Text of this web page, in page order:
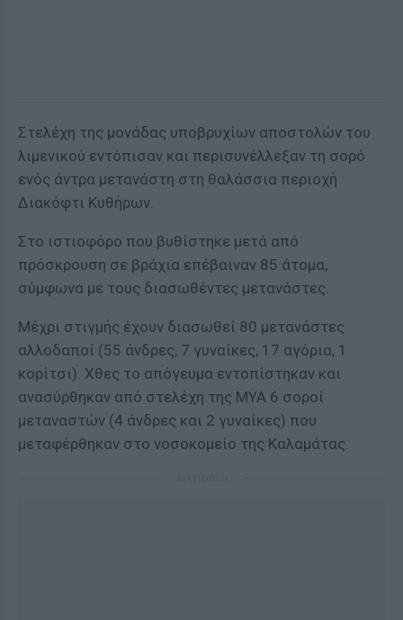
Στελέχη της μονάδας υποβρυχίων αποστολών του
λιμενικού εντόπισαν και περισυνέλλεξαν τη σορό
ενός άντρα μετανάστη στη θαλάσσια περιοχή
Διακόφτι Κυθήρων.
Στο ιστιοφόρο που βυθίστηκε μετά από
πρόσκρουση σε βράχια επέβαιναν 85 άτομα,
σύμφωνα με τους διασωθέντες μετανάστες.
Μέχρι στιγμής έχουν διασωθεί 80 μετανάστες
αλλοδαποί (55 άνδρες, 7 γυναίκες, 17 αγόρια, 1
κορίτσι). Χθες το απόγευμα εντοπίστηκαν και
ανασύρθηκαν από στελέχη της ΜΥΑ 6 σοροί
μεταναστών (4 άνδρες και 2 γυναίκες) που
μεταφέρθηκαν στο νοσοκομείο της Καλαμάτας.